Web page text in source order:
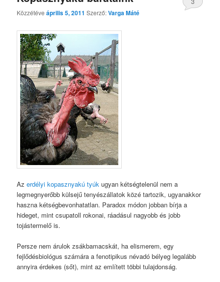
Közzétéveáprilis 5, 2011 Szerző:Varga Máté
Azerdélyi kopasznyakú tyúk ugyan kétségtelenül nem a
legmegnyerőbb külsejű tenyészállatok közé tartozik, ugyanakkor
haszna kétségbevonhatatlan. Paradox módon jobban bírja a
hideget, mint csupatoll rokonai, ráadásul nagyobb és jobb
tojástermelő is.
Persze nem árulok zsákbamacskát, ha elismerem, egy
fejlődésbiológus számára a fenotipikus névadó bélyeg legalább
annyira érdekes (sőt), mint az említett többi tulajdonság.